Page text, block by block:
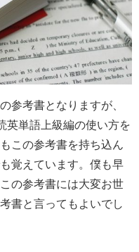
参考書となりますが、
英単語上級編の使い方を
この参考書を持ち込ん
覚えています。僕も早
の参考書には大変お世
書と言ってもよいでし